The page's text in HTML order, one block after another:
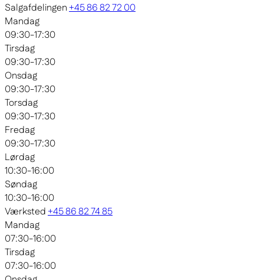
Salgafdelingen+45 86 82 72 00
Mandag
09:30-17:30
Tirsdag
09:30-17:30
Onsdag
09:30-17:30
Torsdag
09:30-17:30
Fredag
09:30-17:30
Lørdag
10:30-16:00
Søndag
10:30-16:00
Værksted+45 86 82 74 85
Mandag
07:30-16:00
Tirsdag
07:30-16:00